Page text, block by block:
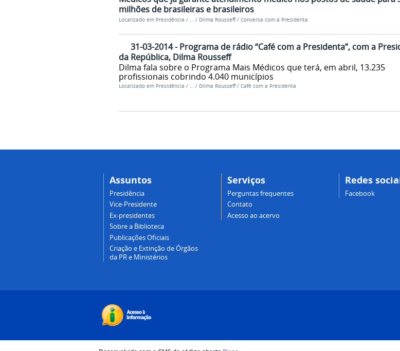
milhões de brasileiras e brasileiros
Localizado em Presidência / … / Dilma Rousseff / Conversa com a Presidenta
31-03-2014 - Programa de rádio “Café com a Presidenta”, com a
da República, Dilma Rousseff
Dilma fala sobre o Programa Mais Médicos que terá, em abril, 13.235
profissionais cobrindo 4.040 municípios
Localizado em Presidência / … / Dilma Rousseff / Café com a Presidenta
Assuntos
Presidência
Vice-Presidente
Ex-presidentes
Sobre a Biblioteca
Publicações Oficiais
Criação e Extinção de Órgãos
da PR e Ministérios
Serviços
Perguntas frequentes
Contato
Acesso ao acervo
Redes
Facebook